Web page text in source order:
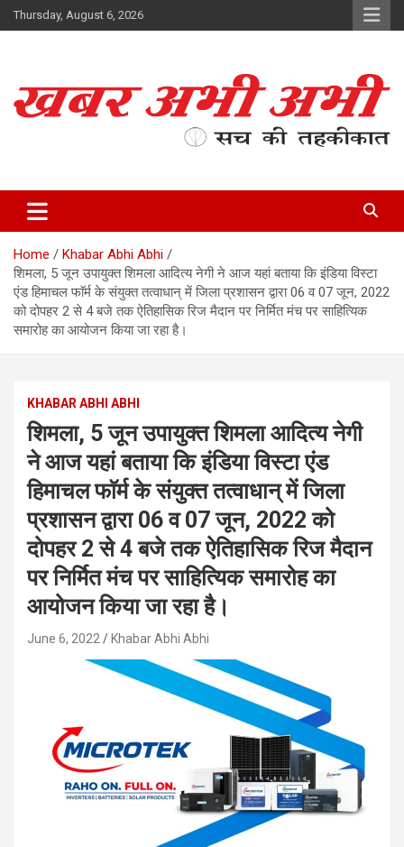
Skip
to
Thursday, August 6, 2026
Home
Khabar Abhi Abhi
शिमला, 5 जून उपायुक्त शिमला आदित्य नेगी ने आज यहां बताया कि इंडिया विस्टा
एंड हिमाचल फाॅर्म के संयुक्त तत्वाधान् में जिला प्रशासन द्वारा 06 व 07 जून, 2022
को दोपहर 2 से 4 बजे तक ऐतिहासिक रिज मैदान पर निर्मित मंच पर साहित्यिक
समारोह का आयोजन किया जा रहा है।
KHABAR ABHI ABHI
शिमला, 5 जून उपायुक्त शिमला आदित्य नेगी
ने आज यहां बताया कि इंडिया विस्टा एंड
हिमाचल फाॅर्म के संयुक्त तत्वाधान् में जिला
प्रशासन द्वारा 06 व 07 जून, 2022 को
दोपहर 2 से 4 बजे तक ऐतिहासिक रिज मैदान
पर निर्मित मंच पर साहित्यिक समारोह का
आयोजन किया जा रहा है।
June 6, 2022 Khabar Abhi Abhi